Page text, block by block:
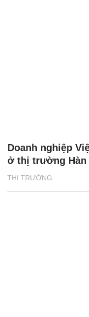
THỊ TRƯỜNG
Doanh nghiệp
ở thị trường Hàn